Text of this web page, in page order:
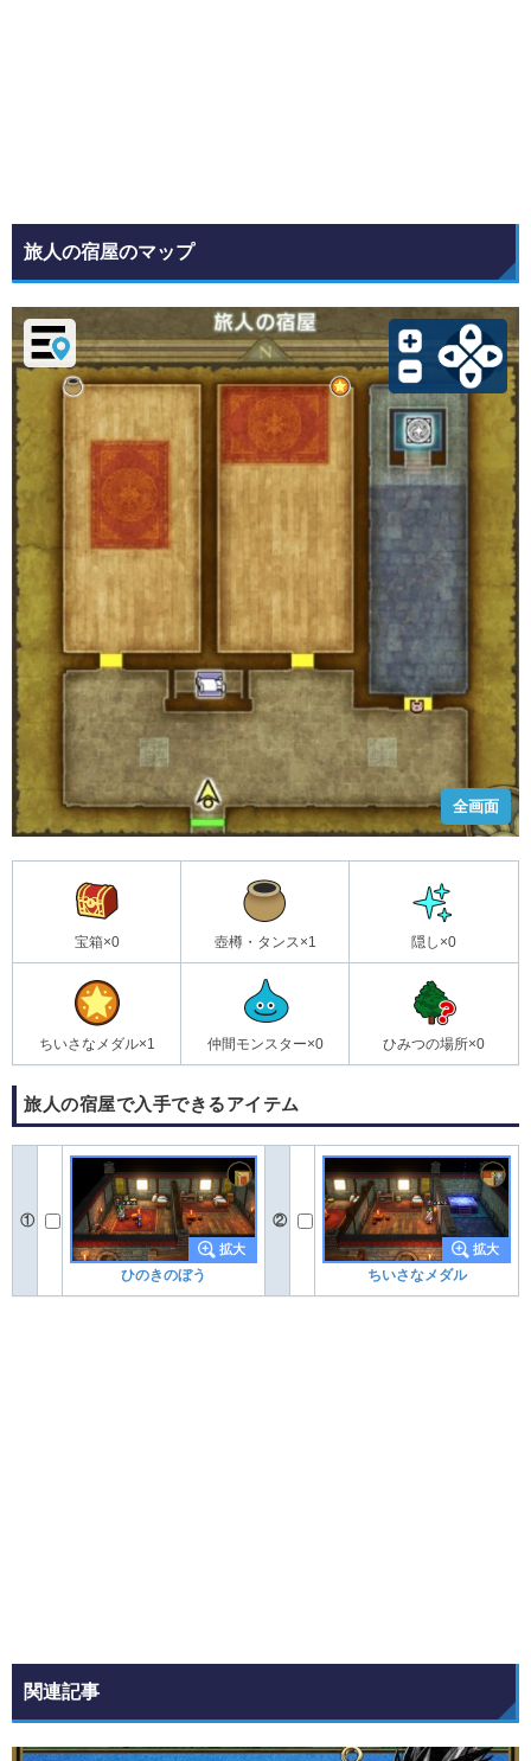
旅人の宿屋のマップ
全画面
宝箱×0 壺樽・タンス×1 隠し×0
ちいさなメダル×1 仲間モンスター×0 ひみつの場所×0
旅人の宿屋で入手できるアイテム
①
ひのきのぼう
②
ちいさなメダル
関連記事